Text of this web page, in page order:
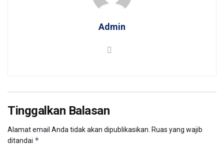
Admin
Tinggalkan Balasan
Alamat email Anda tidak akan dipublikasikan. Ruas yang wajib
ditandai *